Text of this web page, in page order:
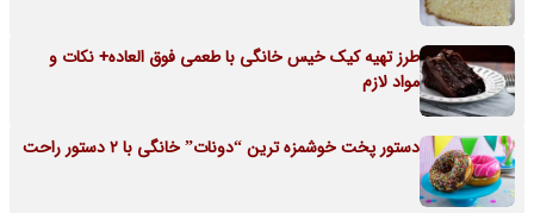
طرز تهیه کیک خیس خانگی با طعمی فوق العاده+ نکات و
مواد لازم
دستور پخت خوشمزه ترین “دونات” خانگی با 2 دستور راحت